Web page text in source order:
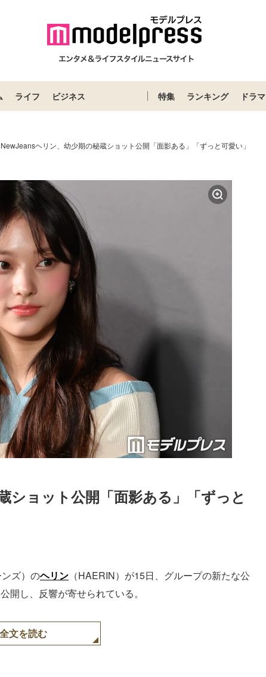
ライフ ビジネス 特集 ランキング ドラマ
NewJeansヘリン、幼少期の秘蔵ショット公開「面影ある」「ずっと可愛い」
ショット公開「面影ある」「ずっと
ンズ）のヘリン （HAERIN）が15日、グループの新たな公
開し、反響が寄せられている。
全文を読む